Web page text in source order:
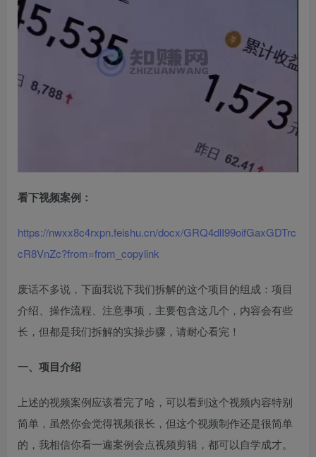
看下视频案例：
https://nwxx8c4rxpn.feishu.cn/docx/GRQ4dlI99oifGaxGDTrc
cR8VnZc?from=from_copylink
废话不多说，下面我说下我们拆解的这个项目的组成：项目
介绍、操作流程、注意事项，主要包含这几个，内容会有些
长，但都是我们拆解的实操步骤，请耐心看完！​
一、项目介绍
上述的视频案例应该看完了哈，可以看到这个视频内容特别
简单，虽然你会觉得视频很长，但这个视频制作还是很简单
的，我相信你看一遍案例会点视频剪辑，都可以自学成才。